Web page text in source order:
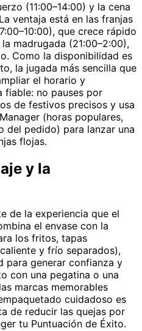
(11:00–14:00) y la cena
ventaja está en las franjas
que crece rápido
madrugada (21:00–2:00),
Como la disponibilidad es
la jugada más sencilla que
el horario y
fiable: no pauses por
de festivos precisos y usa
(horas populares,
del pedido) para lanzar una
flojas.
y la
de la experiencia que el
el envase con la
los fritos, tapas
y frío separados),
para generar confianza y
con una pegatina o una
marcas memorables
cuidadoso es
de reducir las quejas por
tu Puntuación de Éxito.